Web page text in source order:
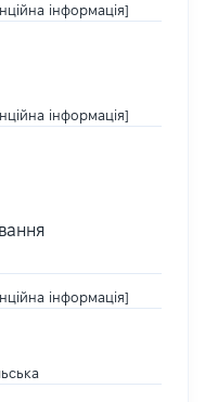
інформація]
інформація]
інформація]